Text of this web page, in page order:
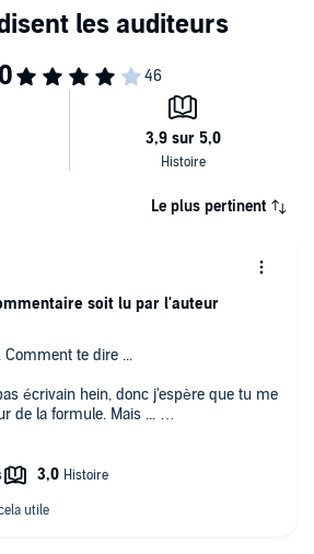
Le plus pertinent
Comment te dire ...
écrivain hein, donc j'espère que tu me
de la formule. Mais ...
là, que t'es tu donc laissé aller ?
soit lu par l'auteur